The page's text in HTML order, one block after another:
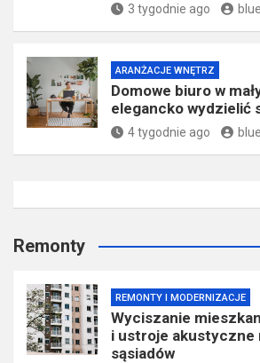
3 tygodnie ago
ARANŻACJE WNĘTRZ
Domowe biuro w
elegancko wydzielić
4 tygodnie ago
Remonty
REMONTY I MODERNIZACJE
Wyciszanie
i ustroje akustyczne
sąsiadów